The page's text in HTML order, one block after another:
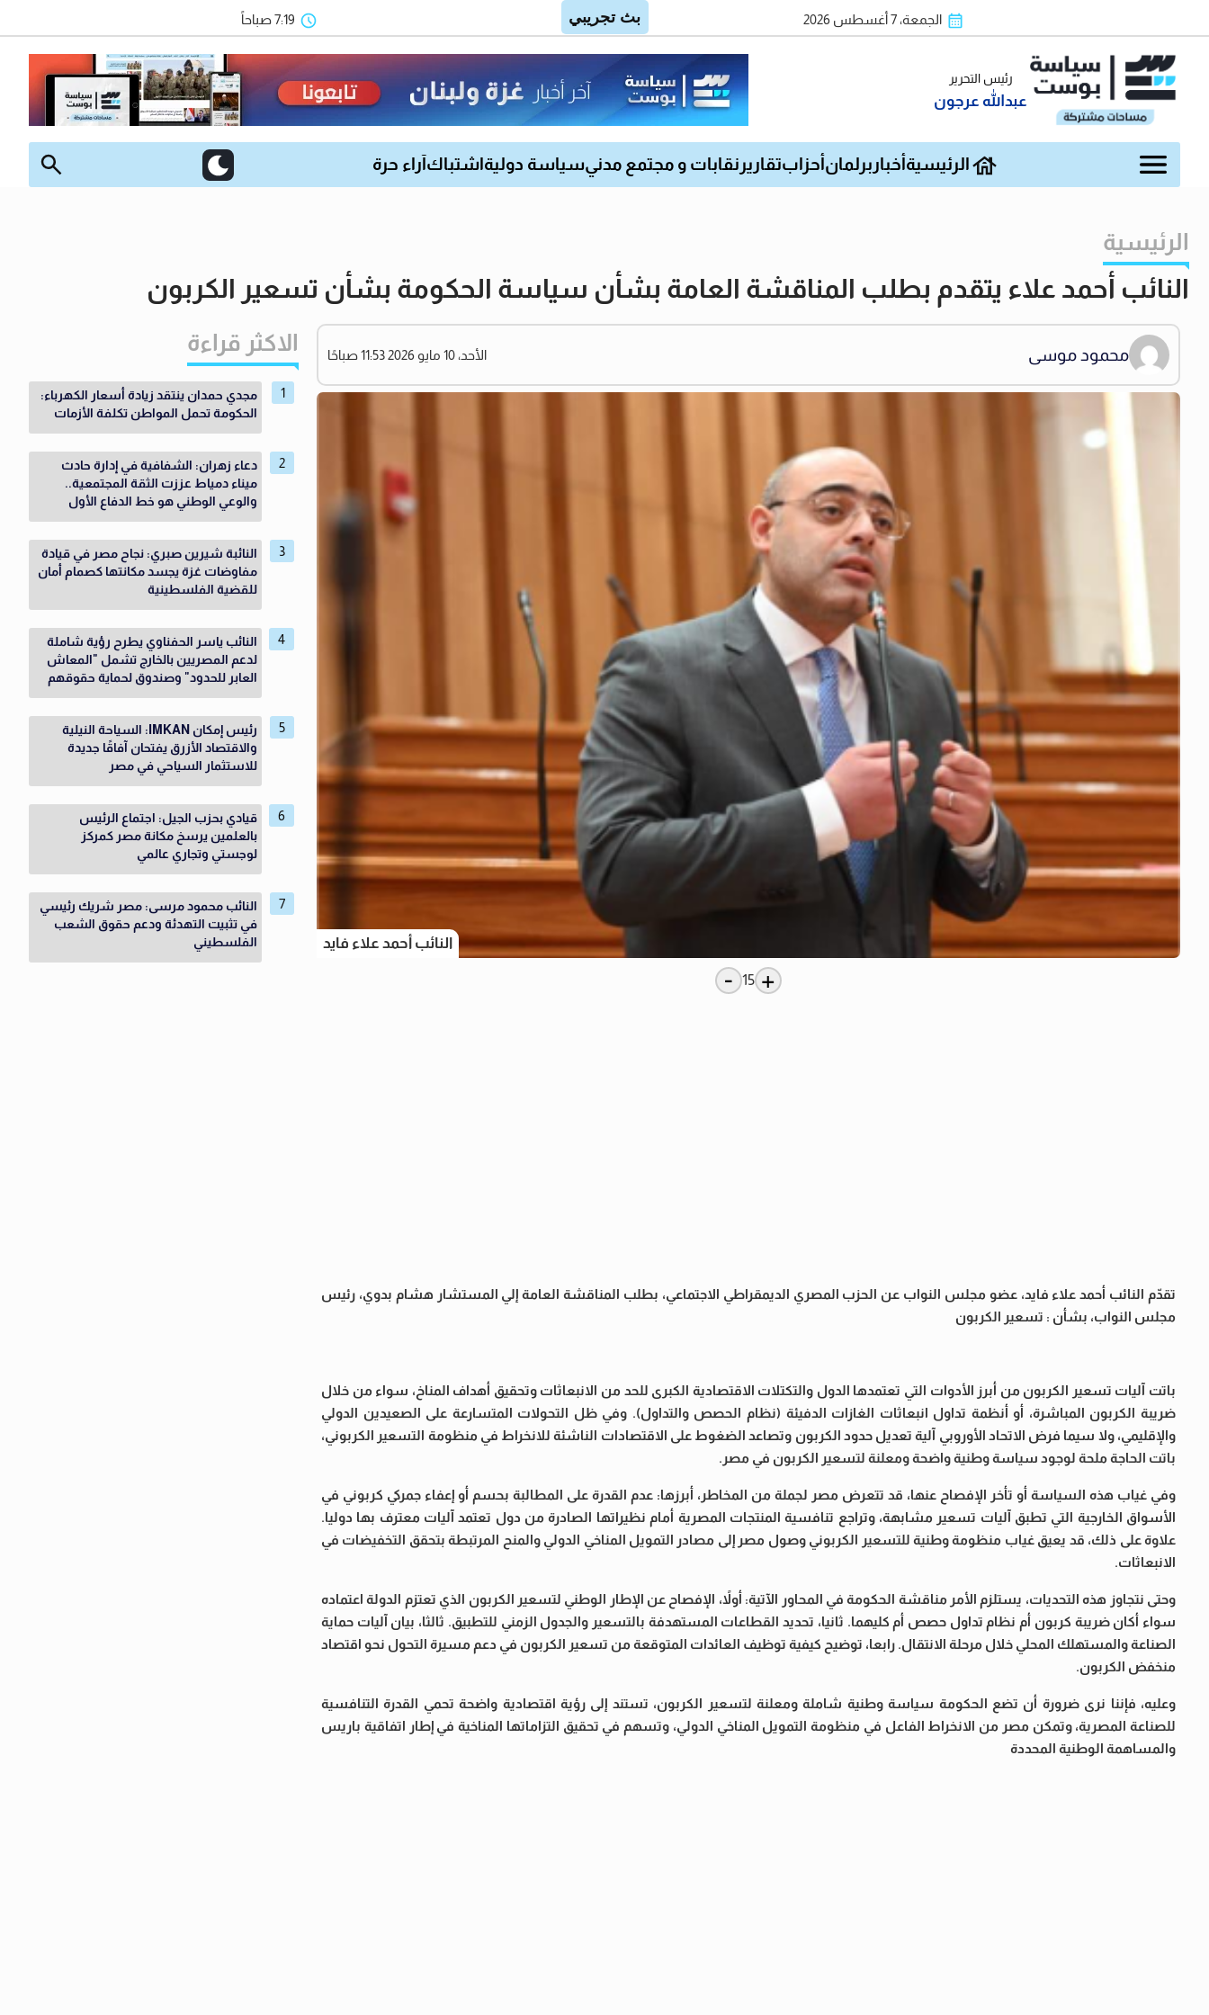
الجمعة، 7 أغسطس 2026 7:19 صباحاً
رئيس التحرير
عبدالله عرجون
الرئيسية أخبار برلمان أحزابتقارير نقابات و مجتمع مدنيسياسة دولية اشتباك آراء حرة
الرئيسية
النائب أحمد علاء يتقدم بطلب المناقشة العامة بشأن سياسة الحكومة بشأن تسعير الكربون
محمود موسى الأحد، 10 مايو 2026 11:53 صباحًا
النائب أحمد علاء فايد
+
15
-
تقدّم النائب أحمد علاء فايد، عضو مجلس النواب عن الحزب المصري الديمقراطي الاجتماعي، بطلب المناقشة العامة إلي المستشار هشام بدوي، رئيس
مجلس النواب، بشأن : تسعير الكربون
باتت آليات تسعير الكربون من أبرز الأدوات التي تعتمدها الدول والتكتلات الاقتصادية الكبرى للحد من الانبعاثات وتحقيق أهداف المناخ، سواء من خلال
ضريبة الكربون المباشرة، أو أنظمة تداول انبعاثات الغازات الدفيئة (نظام الحصص والتداول). وفي ظل التحولات المتسارعة على الصعيدين الدولي
والإقليمي، ولا سيما فرض الاتحاد الأوروبي آلية تعديل حدود الكربون وتصاعد الضغوط على الاقتصادات الناشئة للانخراط في منظومة التسعير الكربوني،
باتت الحاجة ملحة لوجود سياسة وطنية واضحة ومعلنة لتسعير الكربون في مصر.
وفي غياب هذه السياسة أو تأخر الإفصاح عنها، قد تتعرض مصر لجملة من المخاطر، أبرزها: عدم القدرة على المطالبة بحسم أو إعفاء جمركي كربوني في
الأسواق الخارجية التي تطبق آليات تسعير مشابهة، وتراجع تنافسية المنتجات المصرية أمام نظيراتها الصادرة من دول تعتمد آليات معترف بها دوليا.
علاوة على ذلك، قد يعيق غياب منظومة وطنية للتسعير الكربوني وصول مصر إلى مصادر التمويل المناخي الدولي والمنح المرتبطة بتحقق التخفيضات في
الانبعاثات.
وحتى نتجاوز هذه التحديات، يستلزم الأمر مناقشة الحكومة في المحاور الآتية: أولاً، الإفصاح عن الإطار الوطني لتسعير الكربون الذي تعتزم الدولة اعتماده
سواء أكان ضريبة كربون أم نظام تداول حصص أم كليهما. ثانيا، تحديد القطاعات المستهدفة بالتسعير والجدول الزمني للتطبيق. ثالثا، بيان آليات حماية
الصناعة والمستهلك المحلي خلال مرحلة الانتقال. رابعا، توضيح كيفية توظيف العائدات المتوقعة من تسعير الكربون في دعم مسيرة التحول نحو اقتصاد
منخفض الكربون.
وعليه، فإننا نرى ضرورة أن تضع الحكومة سياسة وطنية شاملة ومعلنة لتسعير الكربون، تستند إلى رؤية اقتصادية واضحة تحمي القدرة التنافسية
للصناعة المصرية، وتمكن مصر من الانخراط الفاعل في منظومة التمويل المناخي الدولي، وتسهم في تحقيق التزاماتها المناخية في إطار اتفاقية باريس
والمساهمة الوطنية المحددة
الاكثر قراءة
مجدي حمدان ينتقد زيادة أسعار الكهرباء:
الحكومة تحمل المواطن تكلفة الأزمات
دعاء زهران: الشفافية في إدارة حادث
ميناء دمياط عززت الثقة المجتمعية..
والوعي الوطني هو خط الدفاع الأول
النائبة شيرين صبري: نجاح مصر في قيادة
مفاوضات غزة يجسد مكانتها كصمام أمان
للقضية الفلسطينية
النائب ياسر الحفناوي يطرح رؤية شاملة
لدعم المصريين بالخارج تشمل "المعاش
العابر للحدود" وصندوق لحماية حقوقهم
رئيس إمكان IMKAN: السياحة النيلية
والاقتصاد الأزرق يفتحان آفاقًا جديدة
للاستثمار السياحي في مصر
قيادي بحزب الجيل: اجتماع الرئيس
بالعلمين يرسخ مكانة مصر كمركز
لوجستي وتجاري عالمي
النائب محمود مرسى: مصر شريك رئيسي
في تثبيت التهدئة ودعم حقوق الشعب
الفلسطيني